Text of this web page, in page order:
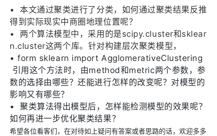
•
本文通过聚类进行了分类，如何通过聚类结果反推
得到实际现实中商圈地理位置呢？
•
两个算法模型中，采用的是scipy.cluster和sklear
n.cluster这两个库。针对构建层次聚类模型，
•form sklearn import AgglomerativeClustering
引用这个方法时，由method和metric两个参数，参
数的选择由哪些？还能进行怎样的改变呢？对模型的
影响又有哪些？
•
聚类算法得出模型后，怎样能检测模型的效果呢？
如何再进一步优化聚类结果？
希望各位看客们，在对待如上疑问有答案或者思路的话，欢迎多多